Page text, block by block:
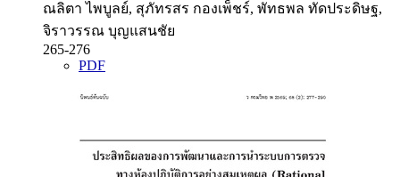
ณลิตา ไพบูลย์, สุภัทรสร กองเพ็ชร์, พัทธพล ทัดประดิษฐ,
จิราวรรณ บุญแสนชัย
265-276
PDF